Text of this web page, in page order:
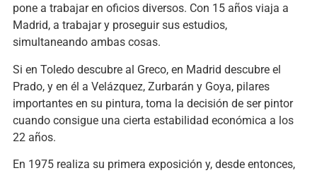
pone a trabajar en oficios diversos. Con 15 años viaja a
Madrid, a trabajar y proseguir sus estudios,
simultaneando ambas cosas.
Si en Toledo descubre al Greco, en Madrid descubre el
Prado, y en él a Velázquez, Zurbarán y Goya, pilares
importantes en su pintura, toma la decisión de ser pintor
cuando consigue una cierta estabilidad económica a los
22 años.
En 1975 realiza su primera exposición y, desde entonces,